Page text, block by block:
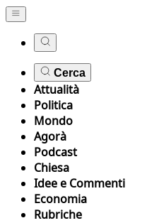
Cerca
Attualità
Politica
Mondo
Agorà
Podcast
Chiesa
Idee e Commenti
Economia
Rubriche